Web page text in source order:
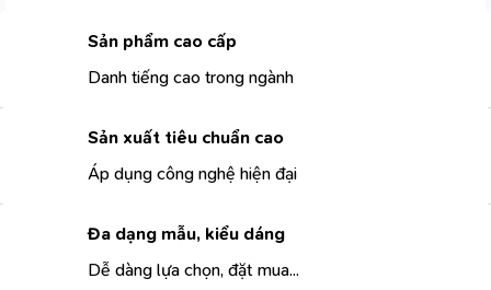
Sản phẩm cao cấp
Danh tiếng cao trong ngành
Sản xuất tiêu chuẩn cao
Áp dụng công nghệ hiện đại
Đa dạng mẫu, kiểu dáng
Dễ dàng lựa chọn, đặt mua...